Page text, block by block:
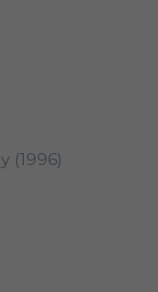
(1996)